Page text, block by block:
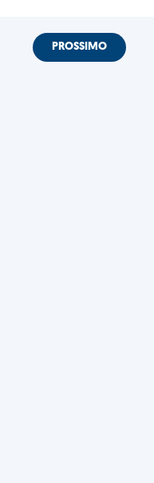
PROSSIMO